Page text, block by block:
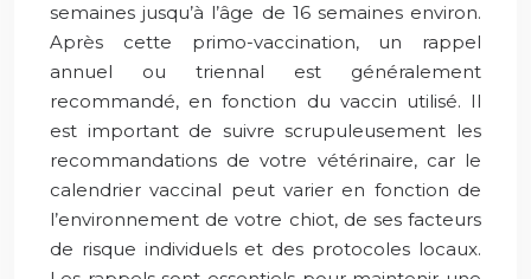
semaines jusqu’à l’âge de 16 semaines environ.
Après cette primo-vaccination, un rappel
annuel ou triennal est généralement
recommandé, en fonction du vaccin utilisé. Il
est important de suivre scrupuleusement les
recommandations de votre vétérinaire, car le
calendrier vaccinal peut varier en fonction de
l’environnement de votre chiot, de ses facteurs
de risque individuels et des protocoles locaux.